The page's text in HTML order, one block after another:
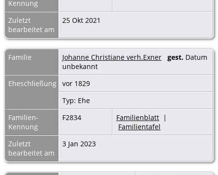
Kennung
Zuletzt
bearbeitet am
25 Okt 2021
Familie Johanne Christiane verh.Exner gest. Datum
unbekannt
Eheschließung
vor 1829
Typ: Ehe
Familien-
Kennung
F2834 Familienblatt |
Familientafel
Zuletzt
bearbeitet am
3 Jan 2023